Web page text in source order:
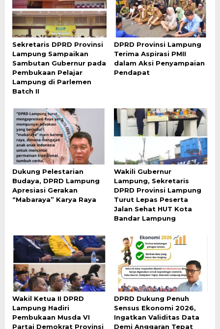
Sekretaris DPRD Provinsi
Lampung Sampaikan
Sambutan Gubernur pada
Pembukaan Pelajar
Lampung di Parlemen
Batch II
DPRD Provinsi Lampung
Terima Aspirasi PMII
dalam Aksi Penyampaian
Pendapat
Dukung Pelestarian
Budaya, DPRD Lampung
Apresiasi Gerakan
“Mabaraya” Karya Raya
Wakili Gubernur
Lampung, Sekretaris
DPRD Provinsi Lampung
Turut Lepas Peserta
Jalan Sehat HUT Kota
Bandar Lampung
Wakil Ketua II DPRD
Lampung Hadiri
Pembukaan Musda VI
Partai Demokrat Provinsi
DPRD Dukung Penuh
Sensus Ekonomi 2026,
Ingatkan Validitas Data
Demi Anggaran Tepat